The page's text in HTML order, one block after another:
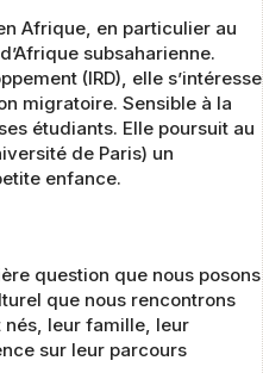
Afrique, en particulier au
subsaharienne.
(IRD), elle s’intéresse
migratoire. Sensible à la
étudiants. Elle poursuit au
de Paris) un
enfance.
question que nous posons
que nous rencontrons
nés, leur famille, leur
sur leur parcours